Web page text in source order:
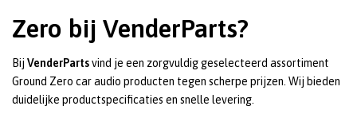
Zero bij VenderParts?
Bij VenderPartsvind je een zorgvuldig geselecteerd assortiment
Ground Zero car audio producten tegen scherpe prijzen. Wij bieden
duidelijke productspecificaties en snelle levering.